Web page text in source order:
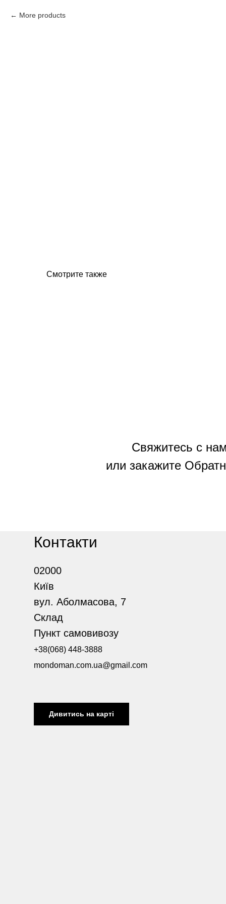
More products
Смотрите также
Свяжитесь с
или закажите
Контакти
02000
Київ
вул. Аболмасова, 7
Склад
Пункт самовивозу
+38(068) 448-3888
mondoman.com.ua@gmail.com
Дивитись на карті